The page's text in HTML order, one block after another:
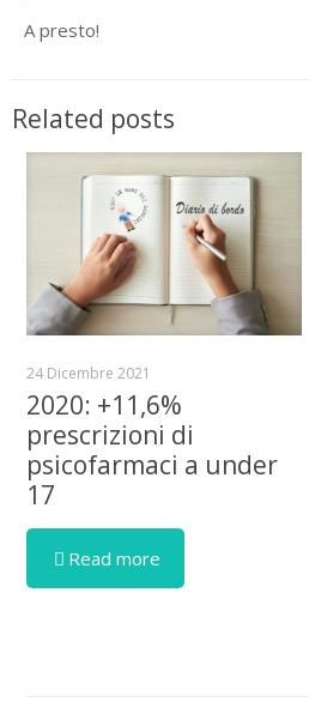
A presto!
Related posts
24 Dicembre 2021
2020: +11,6%
prescrizioni di
psicofarmaci a under
17
Read more